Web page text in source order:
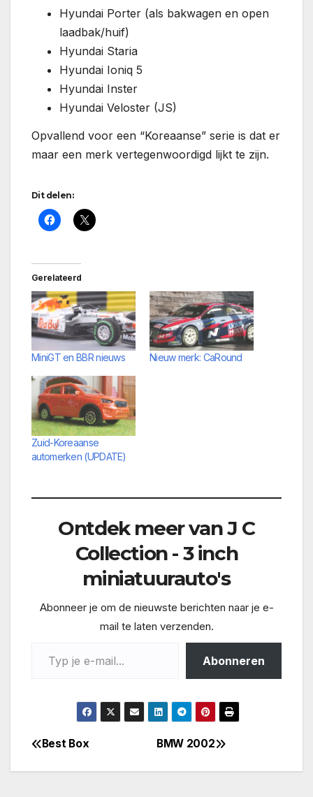
Hyundai Porter (als bakwagen en open
laadbak/huif)
Hyundai Staria
Hyundai Ioniq 5
Hyundai Inster
Hyundai Veloster (JS)
Opvallend voor een “Koreaanse” serie is dat er
maar een merk vertegenwoordigd lijkt te zijn.
Dit delen:
Gerelateerd
MiniGT en BBR nieuws Nieuw merk: CaRound
Zuid-Koreaanse
automerken (UPDATE)
Ontdek meer van J C
Collection - 3 inch
miniatuurauto's
Abonneer je om de nieuwste berichten naar je e-
mail te laten verzenden.
Abonneren
Bericht
navigatie
BMW 2002
Best Box